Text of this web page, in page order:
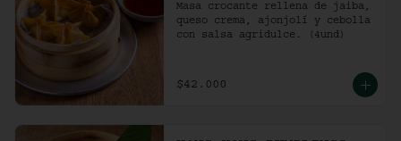
Masa crocante rellena de jaiba,
queso crema, ajonjolí y cebolla
con salsa agridulce. (4und)
$42.000